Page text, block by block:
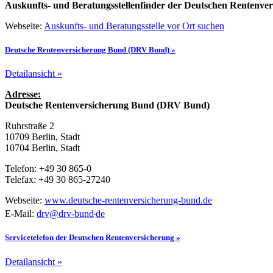
Auskunfts- und Beratungsstellenfinder der Deutschen
Webseite: Auskunfts- und Beratungsstelle vor Ort suchen
Deutsche Rentenversicherung Bund (DRV Bund) »
Detailansicht »
Adresse:
Deutsche Rentenversicherung Bund (DRV Bund)
Ruhrstraße 2
10709 Berlin, Stadt
10704 Berlin, Stadt
Telefon: +49 30 865-0
Telefax: +49 30 865-27240
Webseite: www.deutsche-rentenversicherung-bund.de
E-Mail: drv@drv-bund de
Servicetelefon der Deutschen Rentenversicherung »
Detailansicht »